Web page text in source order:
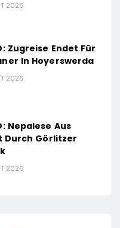
2026
Zugreise Endet Für
In Hoyerswerda
2026
Nepalese Aus
Durch Görlitzer
2026